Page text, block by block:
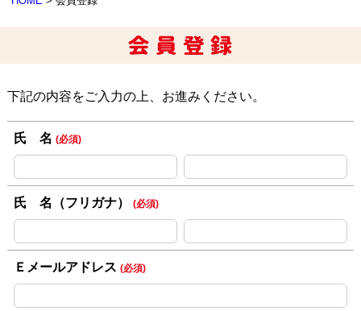
下記の内容をご入力の上、お進みください。
氏 名 (必須)
氏 名（フリガナ） (必須)
Ｅメールアドレス (必須)